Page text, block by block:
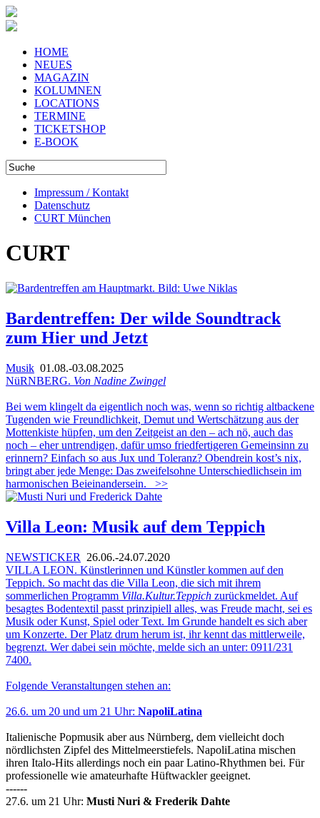
HOME
NEUES
MAGAZIN
KOLUMNEN
LOCATIONS
TERMINE
TICKETSHOP
E-BOOK
Impressum / Kontakt
Datenschutz
CURT München
CURT
Bardentreffen: Der wilde Soundtrack
zum Hier und Jetzt
Musik 01.08.-03.08.2025
NüRNBERG. Von Nadine Zwingel
Bei wem klingelt da eigentlich noch was, wenn so richtig altbackene
Tugenden wie Freundlichkeit, Demut und Wertschätzung aus der
Mottenkiste hüpfen, um den Zeitgeist an den – ach nö, auch das
noch – eher untrendigen, dafür umso friedfertigeren Gemeinsinn zu
erinnern? Einfach so aus Jux und Toleranz? Obendrein kost’s nix,
bringt aber jede Menge: Das zweifelsohne Unterschiedlichsein im
harmonischen Beieinandersein.
>>
Villa Leon: Musik auf dem Teppich
NEWSTICKER
26.06.-24.07.2020
VILLA LEON. Künstlerinnen und Künstler kommen auf den
Teppich. So macht das die Villa Leon, die sich mit ihrem
sommerlichen Programm Villa.Kultur.Teppich zurückmeldet. Auf
besagtes Bodentextil passt prinzipiell alles, was Freude macht, sei es
Musik oder Kunst, Spiel oder Text. Im Grunde handelt es sich aber
um Konzerte. Der Platz drum herum ist, ihr kennt das mittlerweile,
begrenzt. Wer dabei sein möchte, melde sich an unter: 0911/231
7400.
Folgende Veranstaltungen stehen an:
26.6. um 20 und um 21 Uhr: NapoliLatina
Italienische Popmusik aber aus Nürnberg, dem vielleicht doch
nördlichsten Zipfel des Mittelmeerstiefels. NapoliLatina mischen
ihren Italo-Hits allerdings noch ein paar Latino-Rhythmen bei. Für
professionelle wie amateurhafte Hüftwackler geeignet.
------
27.6. um 21 Uhr: Musti Nuri & Frederik Dahte